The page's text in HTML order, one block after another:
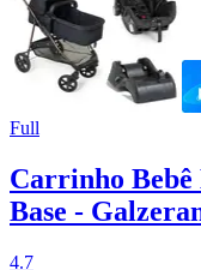
Full
Carrinho Bebê
Base -
4.7